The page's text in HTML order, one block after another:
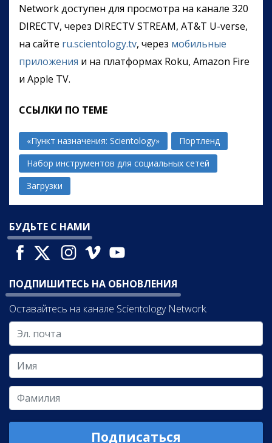
Network доступен для просмотра на канале 320
DIRECTV, через DIRECTV STREAM, AT&T U-verse,
на сайте ru.scientology.tv, через мобильные
приложения и на платформах Roku, Amazon Fire
и Apple TV.
ССЫЛКИ ПО ТЕМЕ
«Пункт назначения: Scientology»
Портленд
Набор инструментов для социальных сетей
Загрузки
БУДЬТЕ С НАМИ
ПОДПИШИТЕСЬ НА ОБНОВЛЕНИЯ
Оставайтесь на канале Scientology Network.
Подписаться